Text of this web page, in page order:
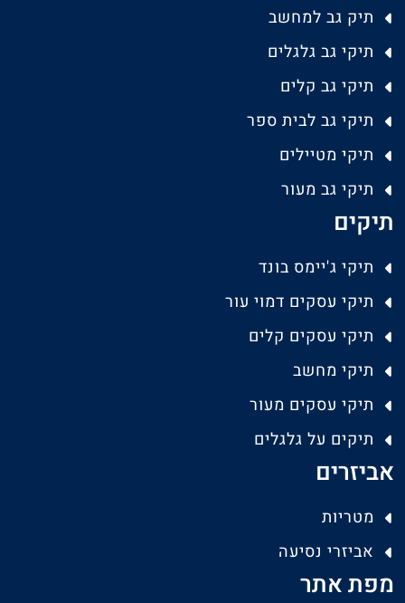
תיק גב למחשב
תיקי גב גלגלים
תיקי גב קלים
תיקי גב לבית ספר
תיקי מטיילים
תיקי גב מעור
תיקים
תיקי ג'יימס בונד
תיקי עסקים דמוי עור
תיקי עסקים קלים
תיקי מחשב
תיקי עסקים מעור
תיקים על גלגלים
אביזרים
מטריות
אביזרי נסיעה
מפת אתר